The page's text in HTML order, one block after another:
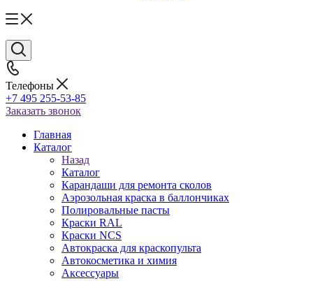
Телефоны
+7 495 255-53-85
Заказать звонок
Главная
Каталог
Назад
Каталог
Карандаши для ремонта сколов
Аэрозольная краска в баллончиках
Полировальные пасты
Краски RAL
Краски NCS
Автокраска для краскопульта
Автокосметика и химия
Аксессуары